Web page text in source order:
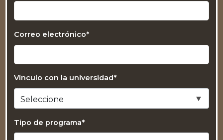
Correo electrónico*
Vínculo con la universidad*
Tipo de programa*